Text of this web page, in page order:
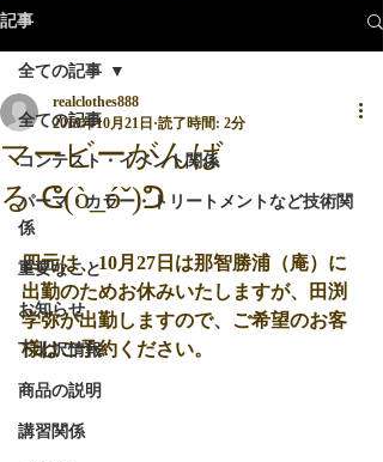
記事
全ての記事
コンテスト・イベント関係
パーマ・カラー・トリートメントなど技術関
係
重要なこと
お知らせ
下北沢情報
商品の説明
講習関係
全ての記事
マービーがんば
る ᕦ(ò_óˇ)ᕤ
realclothes888
2019年10月21日 読了時間: 2分
四元は、10月27日は那智勝浦（庵）に
出勤のためお休みいたしますが、田渕
学弥が出勤しますので、ご希望のお客
様はご予約ください。